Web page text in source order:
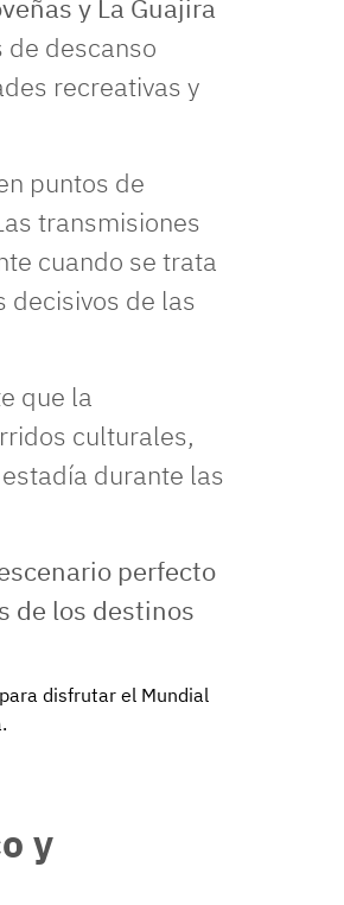
y La Guajira
descanso
recreativas y
puntos de
transmisiones
cuando se trata
decisivos de las
que la
culturales,
durante las
disfrutar el Mundial
y